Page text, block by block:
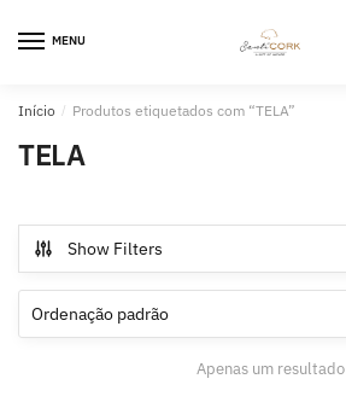
MENU
Início / Produtos etiquetados com “TELA”
TELA
Show Filters
Apenas um resultado